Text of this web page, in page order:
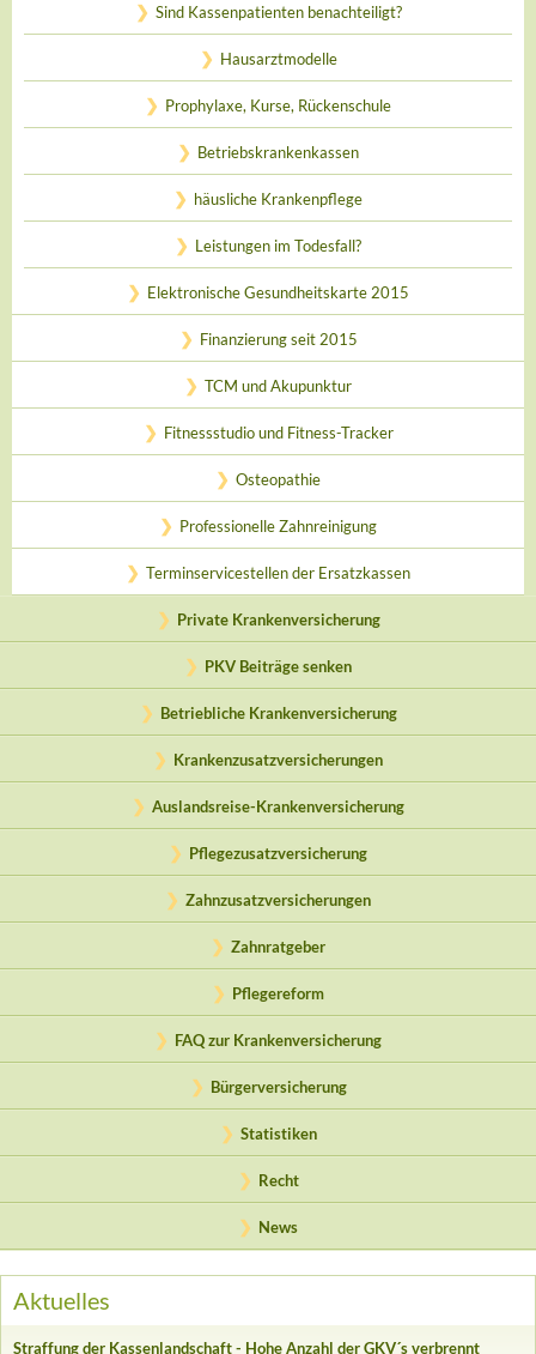
Sind Kassenpatienten benachteiligt?
Hausarztmodelle
Prophylaxe, Kurse, Rückenschule
Betriebskrankenkassen
häusliche Krankenpflege
Leistungen im Todesfall?
Elektronische Gesundheitskarte 2015
Finanzierung seit 2015
TCM und Akupunktur
Fitnessstudio und Fitness-Tracker
Osteopathie
Professionelle Zahnreinigung
Terminservicestellen der Ersatzkassen
Private Krankenversicherung
PKV Beiträge senken
Betriebliche Krankenversicherung
Krankenzusatzversicherungen
Auslandsreise-Krankenversicherung
Pflegezusatzversicherung
Zahnzusatzversicherungen
Zahnratgeber
Pflegereform
FAQ zur Krankenversicherung
Bürgerversicherung
Statistiken
Recht
News
Aktuelles
Straffung der Kassenlandschaft - Hohe Anzahl der GKV´s verbrennt